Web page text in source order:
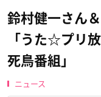
鈴村健一さん
「うた☆プリ
死鳥番組」
ニュース